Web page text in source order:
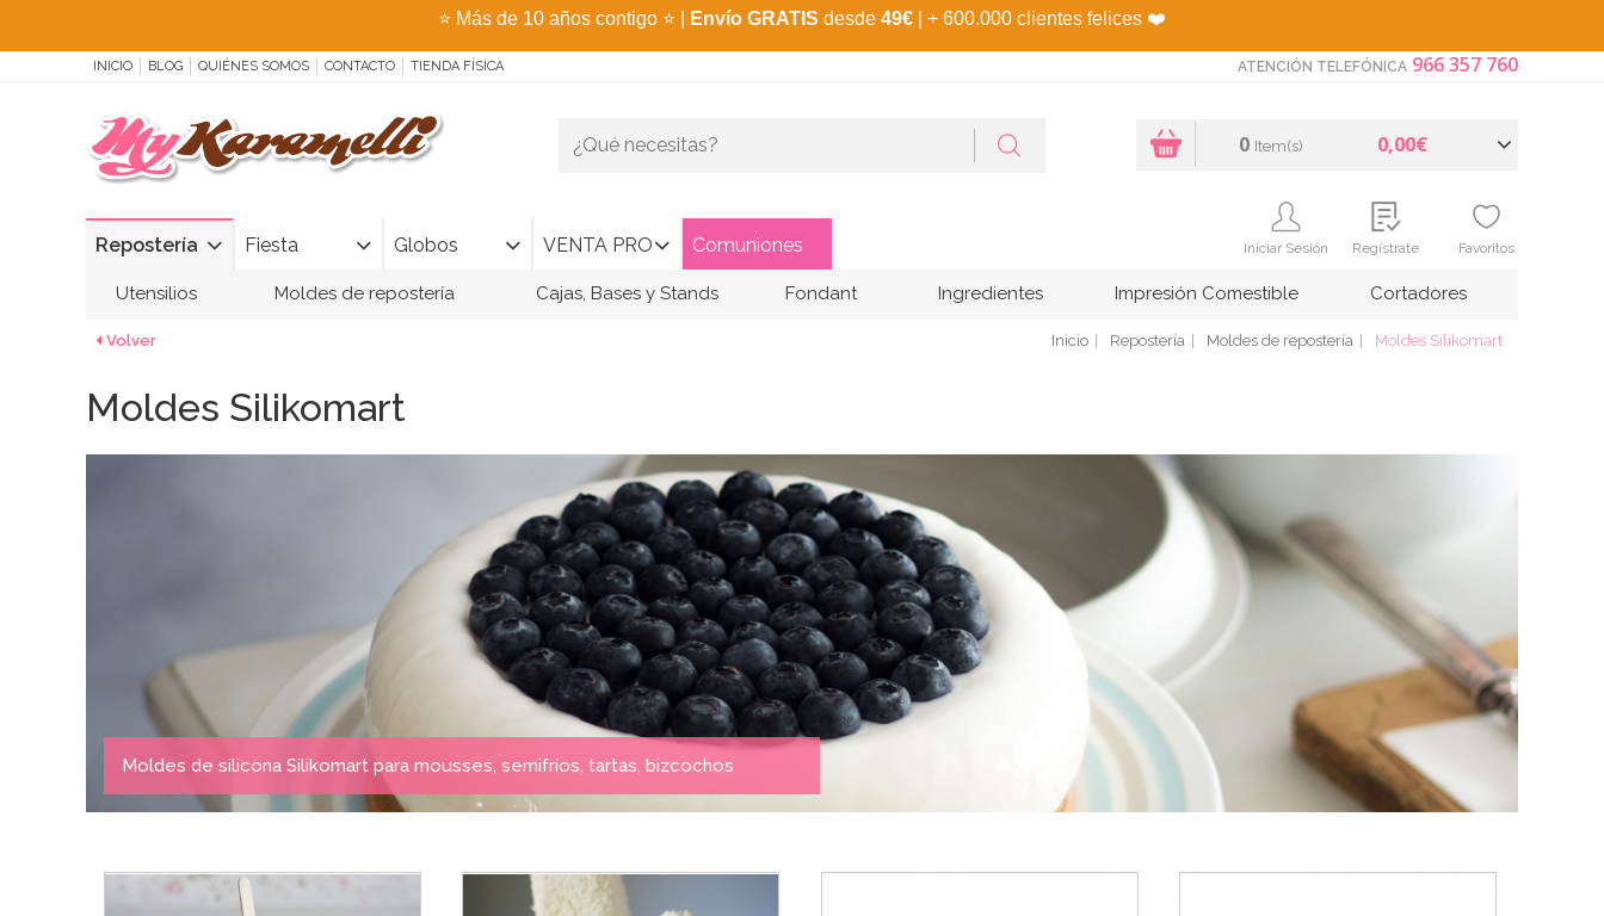
⭐ Más de 10 años contigo ⭐ Envío GRATIS desde 49€ | + 600.000 clientes felices ❤️
INICIO BLOG QUIÉNES SOMOS CONTACTO TIENDA FÍSICA ATENCIÓN TELEFÓNICA 966 357 760
Repostería Fiesta Globos VENTA PRO Comuniones
0 Item(s) 0,00€
Iniciar Sesión Regístrate Favoritos
Utensilios Moldes de repostería Cajas, Bases y Stands Fondant Ingredientes Impresión Comestible Cortadores
Volver Inicio Repostería Moldes de repostería Moldes Silikomart
Moldes Silikomart
Moldes de silicona Silikomart para mousses, semifríos, tartas, bizcochos